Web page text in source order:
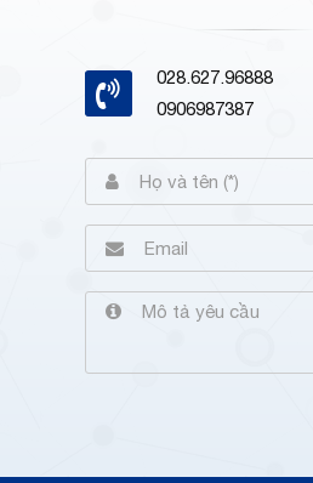
028.627.96888
0906987387